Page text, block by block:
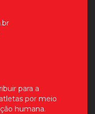
para a
por meio
humana.